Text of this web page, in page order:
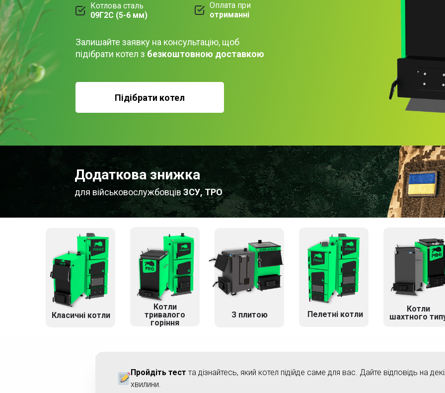
Оплата при
отриманні
Котлова сталь
09Г2С (5-6 мм)
Залишайте заявку на консультацію, щоб
підібрати котел з безкоштовною доставкою
Підібрати котел
для військовослужбовцівЗСУ, ТРО
Додаткова знижка
Котли
шахтного
Пелетні котли
З плитою
Котли
тривалого
горіння
Класичні котли
Пройдіть тест та дізнайтесь, який котел підійде саме для вас. Дайте відповідь на
хвилини.